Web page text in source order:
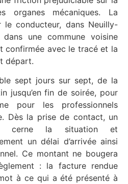
organes mécaniques. La
le conducteur, dans Neuilly-
une commune voisine
confirmée avec le tracé et la
départ.
sept jours sur sept, de la
jusqu’en fin de soirée, pour
pour les professionnels
Dès la prise de contact, un
cerne la situation et
un délai d’arrivée ainsi
Ce montant ne bougera
: la facture rendue
à ce qui a été présenté à